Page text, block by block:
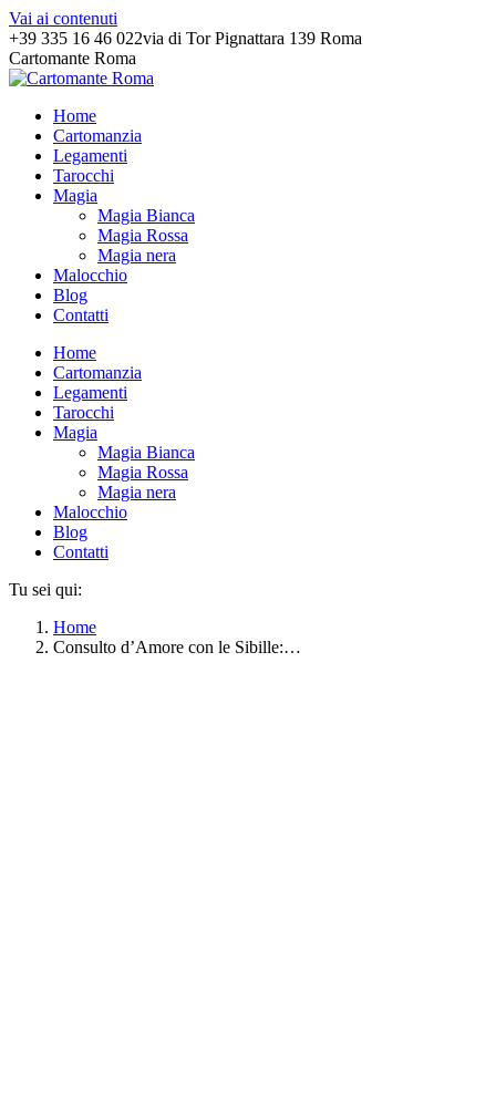
Vai ai contenuti
+39 335 16 46 022via di Tor Pignattara 139 Roma
Cartomante Roma
Home
Cartomanzia
Legamenti
Tarocchi
Magia
Magia Bianca
Magia Rossa
Magia nera
Malocchio
Blog
Contatti
Home
Cartomanzia
Legamenti
Tarocchi
Magia
Magia Bianca
Magia Rossa
Magia nera
Malocchio
Blog
Contatti
Tu sei qui:
Home
Consulto d’Amore con le Sibille:…